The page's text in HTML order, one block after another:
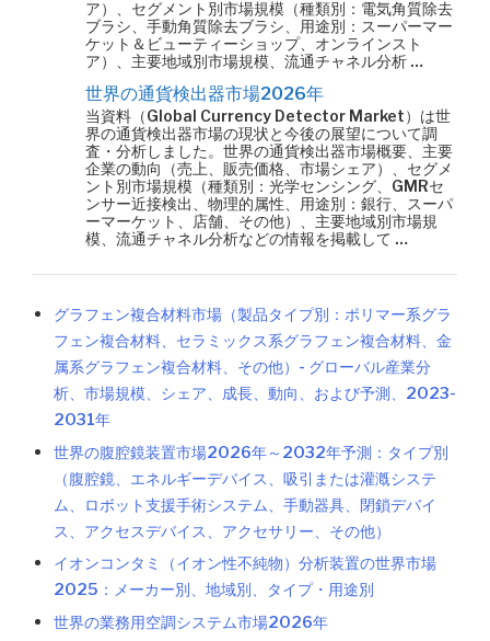
ア）、セグメント別市場規模（種類別：電気角質除去
ブラシ、手動角質除去ブラシ、用途別：スーパーマー
ケット＆ビューティーショップ、オンラインスト
ア）、主要地域別市場規模、流通チャネル分析 …
世界の通貨検出器市場2026年
当資料（Global Currency Detector Market）は世
界の通貨検出器市場の現状と今後の展望について調
査・分析しました。世界の通貨検出器市場概要、主要
企業の動向（売上、販売価格、市場シェア）、セグメ
ント別市場規模（種類別：光学センシング、GMRセ
ンサー近接検出、物理的属性、用途別：銀行、スーパ
ーマーケット、店舗、その他）、主要地域別市場規
模、流通チャネル分析などの情報を掲載して …
グラフェン複合材料市場（製品タイプ別：ポリマー系グラ
フェン複合材料、セラミックス系グラフェン複合材料、金
属系グラフェン複合材料、その他）- グローバル産業分
析、市場規模、シェア、成長、動向、および予測、2023-
2031年
世界の腹腔鏡装置市場2026年～2032年予測：タイプ別
（腹腔鏡、エネルギーデバイス、吸引または灌漑システ
ム、ロボット支援手術システム、手動器具、閉鎖デバイ
ス、アクセスデバイス、アクセサリー、その他）
イオンコンタミ（イオン性不純物）分析装置の世界市場
2025：メーカー別、地域別、タイプ・用途別
世界の業務用空調システム市場2026年